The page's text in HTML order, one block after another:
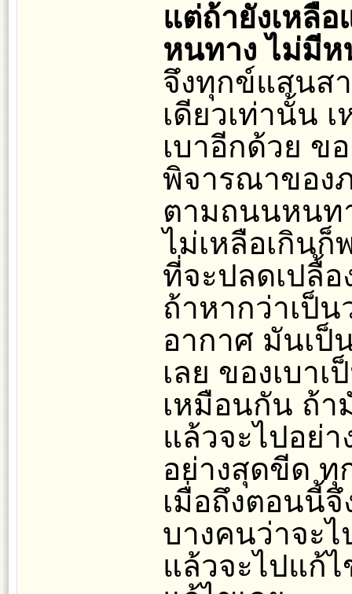
แต่ถ้ายังเหลื
หนทาง ไม่มีห
จึงทุกข์แสนส
เดียวเท่านั้น
เบาอีกด้วย ข
พิจารณาของ
ตามถนนหนท
ไม่เหลือเกิน
ที่จะปลดเปลื้อ
ถ้าหากว่าเป็
อากาศ มันเป็
เลย ของเบา
เหมือนกัน ถ้า
แล้วจะไปอย่
อย่างสุดขีด
เมื่อถึงตอนนี้
บางคนว่าจะ
แล้วจะไปแก้